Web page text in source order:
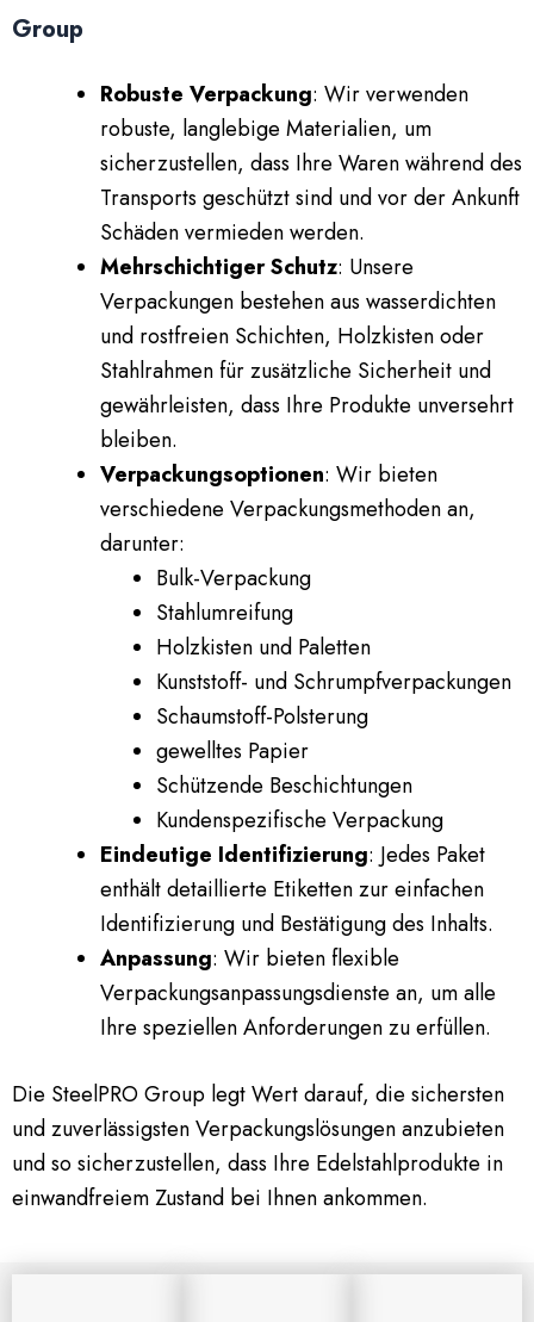
Group
Robuste Verpackung: Wir verwenden
robuste, langlebige Materialien, um
sicherzustellen, dass Ihre Waren während des
Transports geschützt sind und vor der Ankunft
Schäden vermieden werden.
Mehrschichtiger Schutz: Unsere
Verpackungen bestehen aus wasserdichten
und rostfreien Schichten, Holzkisten oder
Stahlrahmen für zusätzliche Sicherheit und
gewährleisten, dass Ihre Produkte unversehrt
bleiben.
Verpackungsoptionen: Wir bieten
verschiedene Verpackungsmethoden an,
darunter:
Bulk-Verpackung
Stahlumreifung
Holzkisten und Paletten
Kunststoff- und Schrumpfverpackungen
Schaumstoff-Polsterung
gewelltes Papier
Schützende Beschichtungen
Kundenspezifische Verpackung
Eindeutige Identifizierung: Jedes Paket
enthält detaillierte Etiketten zur einfachen
Identifizierung und Bestätigung des Inhalts.
Anpassung: Wir bieten flexible
Verpackungsanpassungsdienste an, um alle
Ihre speziellen Anforderungen zu erfüllen.
Die SteelPRO Group legt Wert darauf, die sichersten
und zuverlässigsten Verpackungslösungen anzubieten
und so sicherzustellen, dass Ihre Edelstahlprodukte in
einwandfreiem Zustand bei Ihnen ankommen.